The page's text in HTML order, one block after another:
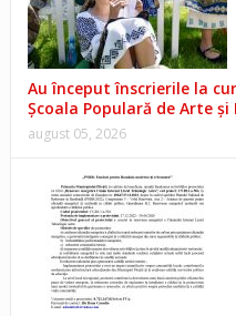
Au început înscrierile la
Școala Populară de Arte
august 05, 2026